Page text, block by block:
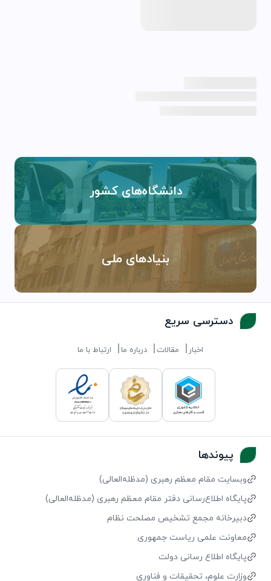
دانشگاه‌های کشور
بنیادهای ملی
دسترسی سریع
اخبار مقالات درباره ما ارتباط با ما
پیوندها
وبسایت مقام معظم رهبری (مد‌ظله‌العالی)
پایگاه اطلاع‌رسانی دفتر مقام معظم رهبری (مد‌ظله‌العالی)
دبیرخانه مجمع تشخیص مصلحت نظام
معاونت علمی ریاست جمهوری
پایگاه اطلاع رسانی دولت
وزارت علوم، تحقیقات و فناوری